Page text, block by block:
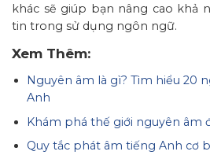
khác sẽ giúp bạn nâng cao khả
tin trong sử dụng ngôn ngữ.
Xem Thêm:
Nguyên âm là gì? Tìm hiểu 20
Anh
Khám phá thế giới nguyên âm
Quy tắc phát âm tiếng Anh cơ